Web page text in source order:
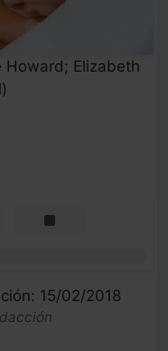
Howard; Elizabeth
15/02/2018